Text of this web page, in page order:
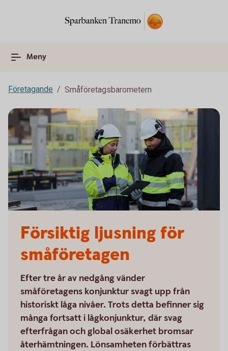
Meny
Företagande Småföretagsbarometern
Försiktig ljusning för
småföretagen
Efter tre år av nedgång vänder
småföretagens konjunktur svagt upp från
historiskt låga nivåer. Trots detta befinner sig
många fortsatt i lågkonjunktur, där svag
efterfrågan och global osäkerhet bromsar
återhämtningen. Lönsamheten förbättras